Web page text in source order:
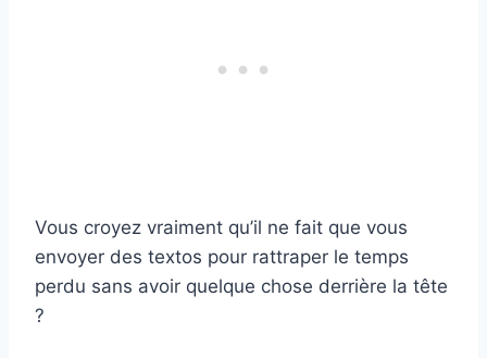
Vous croyez vraiment qu’il ne fait que vous
envoyer des textos pour rattraper le temps
perdu sans avoir quelque chose derrière la tête
?